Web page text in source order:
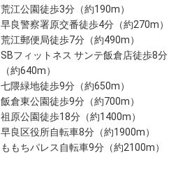
荒江公園徒歩3分（約190m）
早良警察署原交番徒歩4分（約270m）
荒江郵便局徒歩7分（約490m）
SBフィットネス サンテ飯倉店徒歩8分
（約640m）
七隈緑地徒歩9分（約650m）
飯倉東公園徒歩9分（約700m）
祖原公園徒歩18分（約1400m）
早良区役所自転車8分（約1900m）
ももちパレス自転車9分（約2100m）